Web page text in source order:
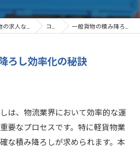
コラム 一般貨物の積み降ろし効率化の秘訣
ろし効率化の秘訣
は、物流業界において効率的な運
要なプロセスです。特に軽貨物業
な積み降ろしが求められます。本